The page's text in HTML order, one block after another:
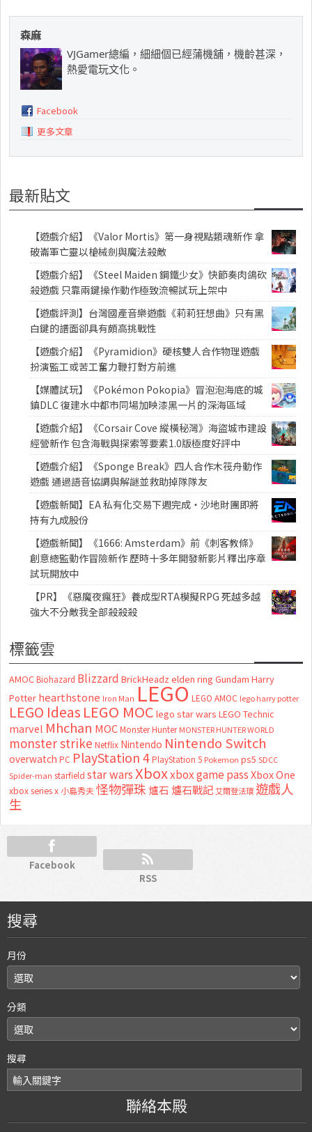
森麻
VJGamer總編，細細個已經蒲機舖，機齡甚深，
熱愛電玩文化。
Facebook
更多文章
最新貼文
【遊戲介紹】《Valor Mortis》第一身視點類魂新作 拿
破崙軍亡靈以槍械劍與魔法殺敵
【遊戲介紹】《Steel Maiden 鋼鐵少女》快節奏肉鴿砍
殺遊戲 只靠兩鍵操作動作極致流暢試玩上架中
【遊戲評測】台灣國產音樂遊戲《莉莉狂想曲》只有黑
白鍵的譜面卻具有頗高挑戰性
【遊戲介紹】《Pyramidion》硬核雙人合作物理遊戲
扮演監工或苦工奮力鞭打對方前進
【媒體試玩】《Pokémon Pokopia》冒泡泡海底的城
鎮DLC 復建水中都市同場加映漆黑一片的深海區域
【遊戲介紹】《Corsair Cove 縱橫秘灣》海盜城市建設
經營新作 包含海戰與探索等要素1.0版極度好評中
【遊戲介紹】《Sponge Break》四人合作木筏舟動作
遊戲 通過語音協調與解謎並救助掉隊隊友
【遊戲新聞】EA 私有化交易下週完成・沙地財團即將
持有九成股份
【遊戲新聞】《1666: Amsterdam》前《刺客教條》
創意總監動作冒險新作 歷時十多年開發新影片釋出序章
試玩開放中
【PR】《惡魔夜瘋狂》養成型RTA模擬RPG 死越多越
強大不分敵我全部殺殺殺
標籤雲
AMOC Biohazard Blizzard BrickHeadz elden ring Gundam Harry
Potter hearthstone Iron Man LEGO LEGO AMOC lego harry potter
LEGO Ideas LEGO MOC lego star wars LEGO Technic
marvel Mhchan MOC Monster Hunter MONSTER HUNTER WORLD
monster strike Netflix Nintendo Nintendo Switch
overwatch PC PlayStation 4 PlayStation 5 Pokemon ps5 SDCC
Spider-man starfield star warsXboxxbox game passXbox One
xbox series x 小島秀夫怪物彈珠 爐石 爐石戰記艾爾登法環 遊戲人
生
Facebook
RSS
搜尋
月份
分類
搜尋
聯絡本殿